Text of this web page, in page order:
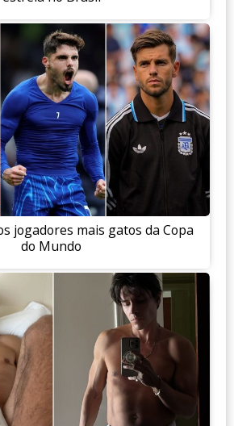
jogadores mais gatos da Copa
do Mundo